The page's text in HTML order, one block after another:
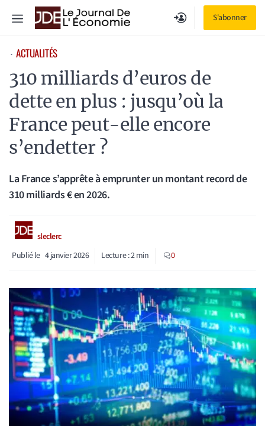
S'abonner
Menu
⋅ ACTUALITÉS
310 milliards d’euros de
dette en plus : jusqu’où la
France peut-elle encore
s’endetter ?
La France s’apprête à emprunter un montant record de
310 milliards € en 2026.
sleclerc
Publié le 4 janvier 2026 Lecture :2min 0